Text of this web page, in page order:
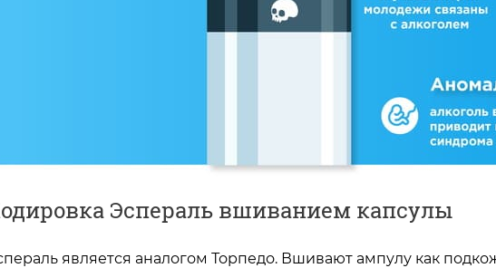
Эспераль вшиванием капсулы
является аналогом Торпедо. Вшивают ампулу как